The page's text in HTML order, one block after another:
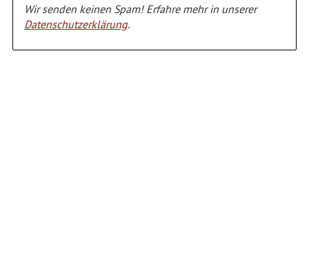
Wir senden keinen Spam! Erfahre mehr in unserer
Datenschutzerklärung.
Alternative: